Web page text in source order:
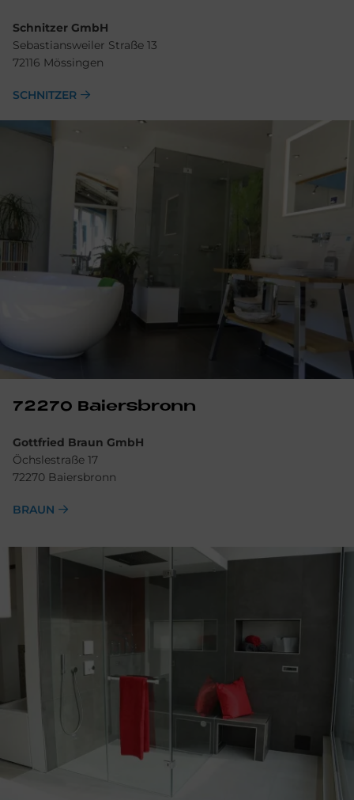
Schnitzer GmbH
Sebastiansweiler Straße 13
72116 Mössingen
SCHNITZER
72270 Bai­ers­bronn
Gottfried Braun GmbH
Öchslestraße 17
72270 Baiersbronn
BRAUN